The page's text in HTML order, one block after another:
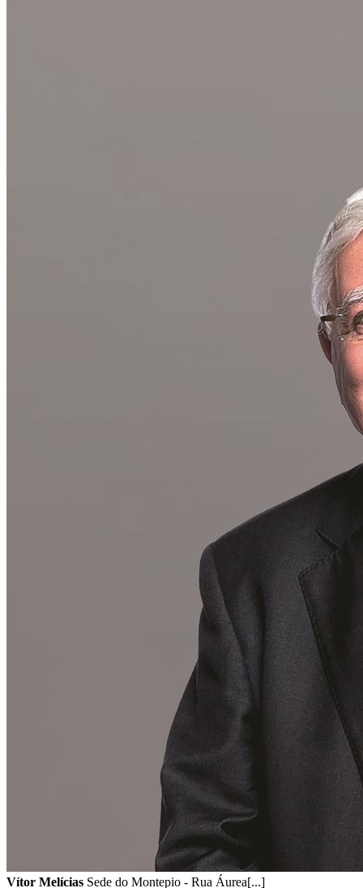
Vítor Melícias Sede do Montepio - Rua Áurea[...]